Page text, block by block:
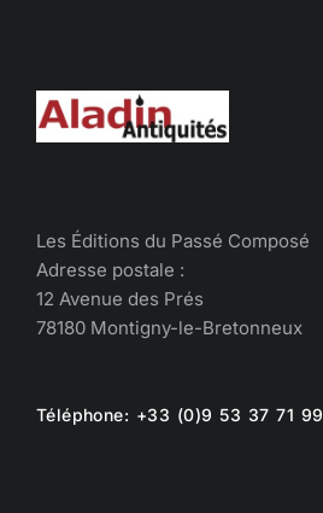
Les Éditions du Passé Composé
Adresse postale :
12 Avenue des Prés
78180 Montigny-le-Bretonneux
Téléphone: +33 (0)9 53 37 71 99